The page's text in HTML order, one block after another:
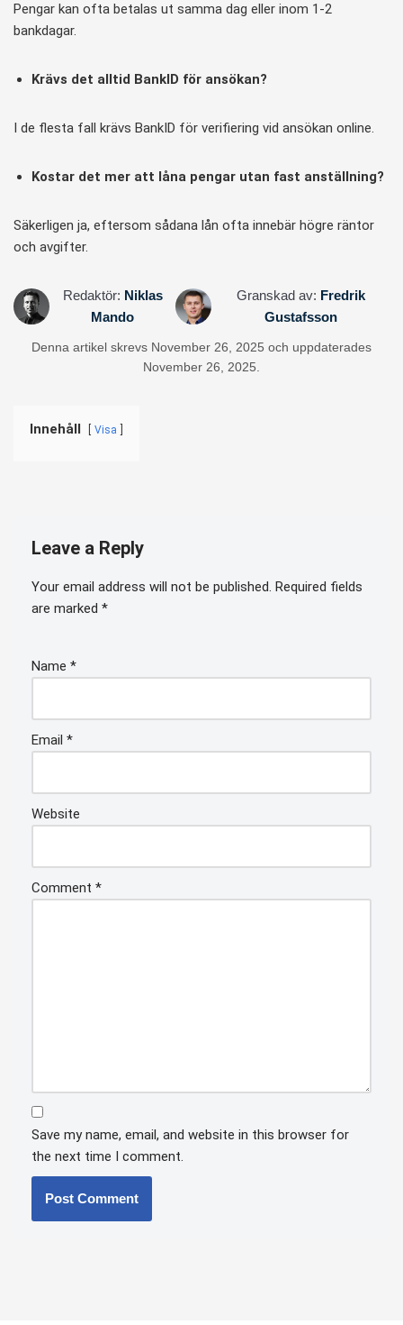
Pengar kan ofta betalas ut samma dag eller inom 1-2
bankdagar.
Krävs det alltid BankID för ansökan?
I de flesta fall krävs BankID för verifiering vid ansökan online.
Kostar det mer att låna pengar utan fast anställning?
Säkerligen ja, eftersom sådana lån ofta innebär högre räntor
och avgifter.
Redaktör: Niklas
Mando
Granskad av: Fredrik
Gustafsson
Denna artikel skrevs November 26, 2025 och uppdaterades
November 26, 2025.
Innehåll Visa
Leave a Reply
Your email address will not be published. Required fields
are marked *
Name *
Email *
Website
Comment *
Save my name, email, and website in this browser for
the next time I comment.